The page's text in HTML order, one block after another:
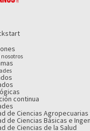
continua
de Ciencias
de Ciencias Básicas e
de Ciencias de la Salud